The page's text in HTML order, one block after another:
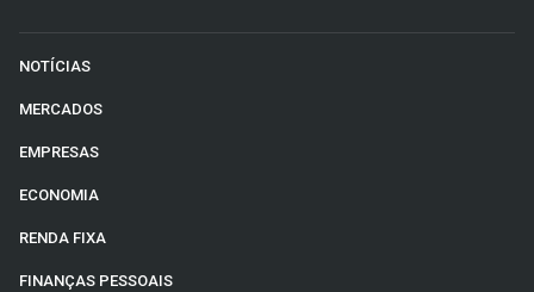
NOTÍCIAS
MERCADOS
EMPRESAS
ECONOMIA
RENDA FIXA
FINANÇAS PESSOAIS